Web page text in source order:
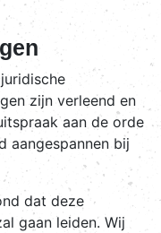
zijn verleend en
aan de orde
aangespannen bij
dat deze
gaan leiden. Wij